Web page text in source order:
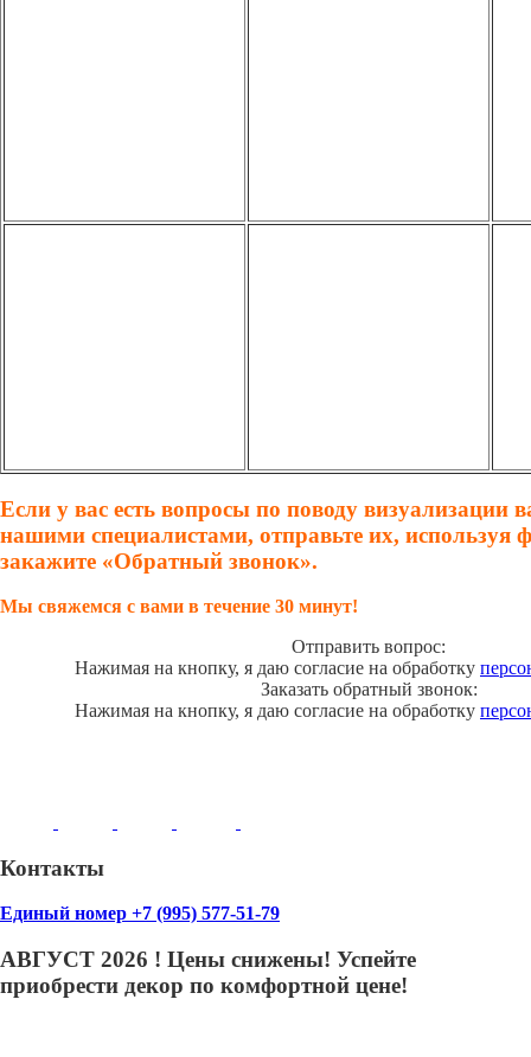
Если у вас есть вопросы по поводу визуализации
нашими специалистами, отправьте их, используя
закажите «Обратный звонок».
Мы свяжемся с вами в течение 30 минут!
Отправить вопрос:
Нажимая на кнопку, я даю согласие на обработку
Заказать обратный звонок:
Нажимая на кнопку, я даю согласие на обработку
Контакты
Единый номер +7 (995) 577-51-79
АВГУСТ 2026 ! Цены снижены! Успейте
приобрести декор по комфортной цене!